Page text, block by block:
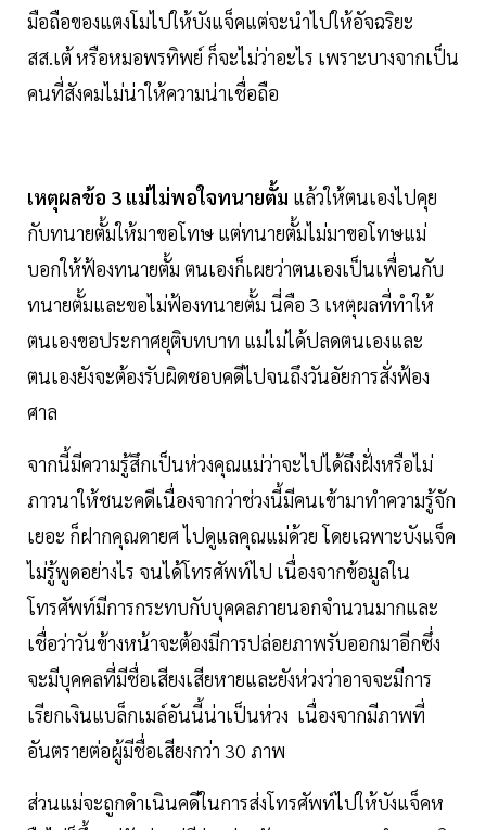
มือถือของแตงโมไปให้บังแจ็คแต่จะนำไปให้อัจฉริยะ
สส.เต้ หรือหมอพรทิพย์ ก็จะไม่ว่าอะไร เพราะบางจากเป็น
คนที่สังคมไม่น่าให้ความน่าเชื่อถือ
เหตุผลข้อ 3 แม่ไม่พอใจทนายตั้ม แล้วให้ตนเองไปคุย
กับทนายตั้มให้มาขอโทษ แต่ทนายตั้มไม่มาขอโทษแม่
บอกให้ฟ้องทนายตั้ม ตนเองก็เผยว่าตนเองเป็นเพื่อนกับ
ทนายตั้มและขอไม่ฟ้องทนายตั้ม นี่คือ 3 เหตุผลที่ทำให้
ตนเองขอประกาศยุติบทบาท แม่ไม่ได้ปลดตนเองและ
ตนเองยังจะต้องรับผิดชอบคดีไปจนถึงวันอัยการสั่งฟ้อง
ศาล
จากนี้มีความรู้สึกเป็นห่วงคุณแม่ว่าจะไปได้ถึงฝั่งหรือไม่
ภาวนาให้ชนะคดีเนื่องจากว่าช่วงนี้มีคนเข้ามาทำความรู้จัก
เยอะ ก็ฝากคุณดายศ ไปดูแลคุณแม่ด้วย โดยเฉพาะบังแจ็ค
ไม่รู้พูดอย่างไร จนได้โทรศัพท์ไป เนื่องจากข้อมูลใน
โทรศัพท์มีการกระทบกับบุคคลภายนอกจำนวนมากและ
เชื่อว่าวันข้างหน้าจะต้องมีการปล่อยภาพรับออกมาอีกซึ่ง
จะมีบุคคลที่มีชื่อเสียงเสียหายและยังห่วงว่าอาจจะมีการ
เรียกเงินแบล็กเมล์อันนี้น่าเป็นห่วง เนื่องจากมีภาพที่
อันตรายต่อผู้มีชื่อเสียงกว่า 30 ภาพ
ส่วนแม่จะถูกดำเนินคดีในการส่งโทรศัพท์ไปให้บังแจ็คห